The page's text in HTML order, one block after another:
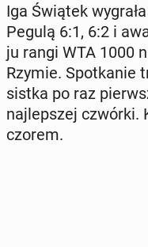
Iga Świątek
Pegulą 6:1, 6:2 i
ju rangi WTA 1000
Rzymie. Spo­tka­nie
sist­ka po raz
naj­lep­szej czwórki.
czo­rem.